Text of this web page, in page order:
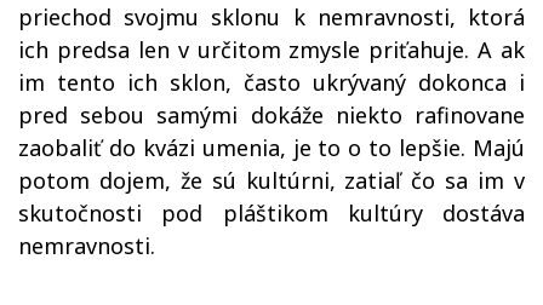
priechod svojmu sklonu k nemravnosti, ktorá
ich predsa len v určitom zmysle priťahuje. A ak
im tento ich sklon, často ukrývaný dokonca i
pred sebou samými dokáže niekto rafinovane
zaobaliť do kvázi umenia, je to o to lepšie. Majú
potom dojem, že sú kultúrni, zatiaľ čo sa im v
skutočnosti pod pláštikom kultúry dostáva
nemravnosti.